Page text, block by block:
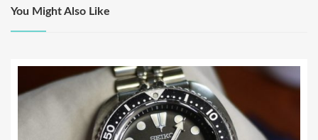
シ
ョ
You Might Also Like